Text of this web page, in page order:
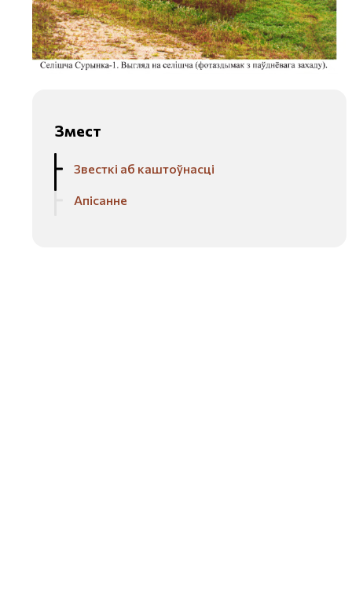
Змест
Звесткі аб каштоўнасці
Апісанне